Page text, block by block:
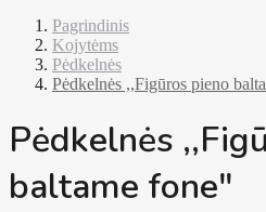
Pagrindinis
Kojytėms
Pėdkelnės
Pėdkelnės ,,Figūros pieno
Pėdkelnės
baltame fone"